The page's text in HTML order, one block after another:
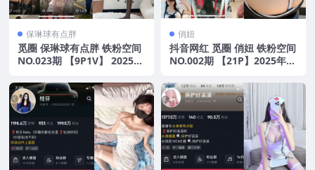
保琳球有点胖
觅圈 保琳球有点胖 铁粉空间
NO.023期 【9P1V】 2025年
俏妞
抖音网红 觅圈 俏妞 铁粉空间
NO.002期 【21P】2025年最